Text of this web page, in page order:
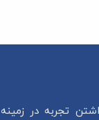
تجربه در زمینه